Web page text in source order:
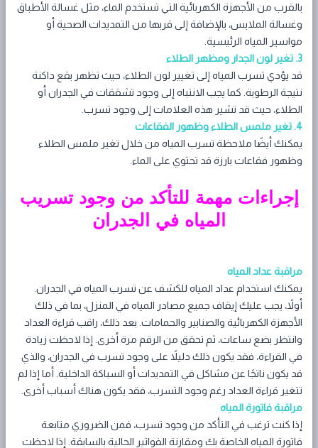
بالقرب من الأجهزة الكهربائية التي تستخدم الماء، مثل غسالة الأطباق
وغسالة الملابس، بالإضافة إلى قربها من التمديدات الصحية أو
مواسير المياه الرئيسية.
3. تغير لون الجدار ومظهر الطلاء
قد يؤدي تسرب المياه إلى تغيير لون الطلاء، حيث تظهر بقع داكنة
نتيجة الرطوبة. كما يجب الانتباه إلى وجود تشققات في الجدران أو
الطلاء، حيث قد تشير هذه العلامات إلى وجود تسرب.
4. تغير ملمس الطلاء وظهور الفقاعات
يمكنك أيضًا ملاحظة تسرب المياه من خلال تغير ملمس الطلاء
وظهور فقاعات بارزة قد تحتوي على الماء.
إجراءات مهمة للتأكد من وجود تسريب
المياه في الجدران
مراقبة عداد المياه
يمكنك استخدام عداد المياه للكشف عن تسرب المياه في الجدران.
أولاً، يجب عليك إيقاف جميع مصادر المياه في المنزل، بما في ذلك
الأجهزة الكهربائية والصنابير والحمامات. بعد ذلك، راقب قراءة العداد
وانتظر بضع ساعات، ثم تحقق من الرقم مرة أخرى. إذا لاحظت زيادة
في القراءة، فقد يكون ذلك دليلاً على وجود تسرب في الجدران، والذي
قد يكون ناتجًا عن مشاكل في التمديدات أو السباكة الداخلية. أما إذا لم
تتغير قراءة العداد رغم وجود التسرب، فقد يكون هناك أسباب أخرى.
مراقبة فاتورة المياه
إذا كنت ترغب في التأكد من وجود تسرب، فمن الضروري متابعة
فاتورة المياه الخاصة بك ومقارنة الفواتير الحالية بالسابقة. إذا لاحظت